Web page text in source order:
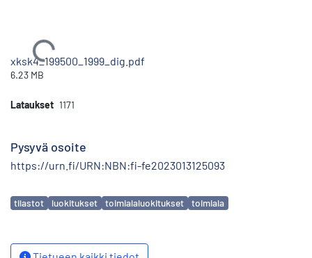
Ladataan...
xksk4_199500_1999_dig.pdf
6.23 MB
Lataukset 1171
Pysyvä osoite
https://urn.fi/URN:NBN:fi-fe2023013125093
Avainsanat
tilastot luokitukset toimialaluokitukset toimiala